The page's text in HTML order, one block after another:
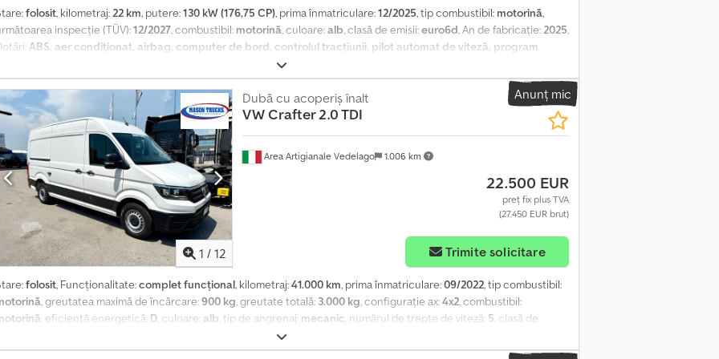
folosit, kilometraj:22 km, putere:130 kW (176,75 CP), prima înmatriculare:12/2025, tip combustibil: motorină,
inspecție (TÜV):12/2027, combustibil: motorină, culoare:alb, clasă de emisii:euro6d, An de fabricație:2025,
ABS, aer condiționat, airbag, computer de bord, controlul tracțiunii, pilot automat de viteză, program
electronic de stabilitate (ESP), proiectoare de ceață, sistem de imobilizare, uşă glisantă, închidere centralizată,
camion, * Peste 1500 de vehicule suplimentare pot fi găsite pe site-ul nostru. Leasingul și finanțarea
posibile și fără avans! * Prețurile noastre sunt valabile pentru ridicare cu plata cash, adică lucrările suplimentare,
ar fi de exemplu montarea unui cârlig de remorcare, al doilea set de anvelope, revizii, garanție, pachete de
etc., se vor factura separat. * În ciuda unei atenții sporite, erorile de inserție nu pot fi excluse și, prin urmare,
oferim garanție! Ne rezervăm dreptul la greșeli de scriere, vânzare intermediară și erori de interpretare. Informațiile
echipare și consum se bazează pe interogarea datelor VIN prin sistemul DAT SilverDAT. Datele VIN nu fac parte
din contractul de vânzare. Dedpfoy Nv D Dox Afuock * Vehiculele noastre noi: Din cauza diferitelor cerințe ale
este posibil ca acestea să fi primit deja o înmatriculare de o zi sau pe termen scurt, sau să primească
de vânzare. ... Modificări, vânzare intermediară și erori rezervate.
Anunț mic
1 / 12
Area Artigianale Vedelago 1.006 km
Dubă cu acoperiș înalt
VWCrafter 2.0 TDI
22.500 EUR
preț fix plus TVA
(27.450 EUR brut)
Trimite solicitare
folosit, Funcționalitate:complet funcțional, kilometraj:41.000 km, prima înmatriculare:09/2022, tip combustibil:
, greutatea maximă de încărcare:900 kg, greutate totală: 3.000 kg, configurație ax:4x2, combustibil:
, eficiență energetică: D, culoare: alb, tip de angrenaj: mecanic, numărul de trepte de viteză: 5, clasă de
, lungime totală:
încărcare:3.300 mm, lățimea spațiului de încărcare:1.800 mm, înălțime spațiu de încărcare:1.960 mm, Dotări:ABS,